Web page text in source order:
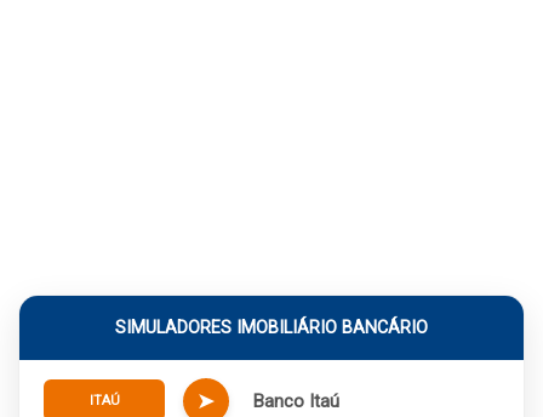
SIMULADORES IMOBILIÁRIO BANCÁRIO
ITAÚ ➤ Banco Itaú